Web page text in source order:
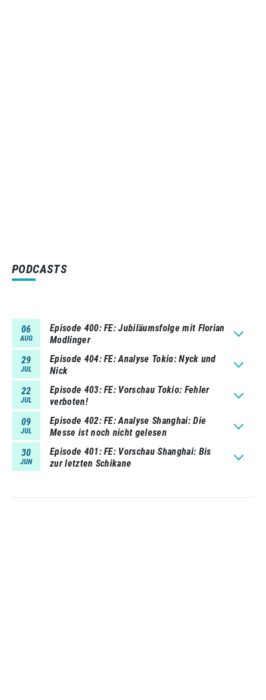
PODCASTS
06
AUG
Episode 400 FE: Jubiläumsfolge mit Florian
Modlinger
29
JUL
Episode 404 FE: Analyse Tokio: Nyck und
Nick
22
JUL
Episode 403 FE: Vorschau Tokio: Fehler
verboten!
09
JUL
Episode 402 FE: Analyse Shanghai: Die
Messe ist noch nicht gelesen
30
JUN
Episode 401 FE: Vorschau Shanghai: Bis
zur letzten Schikane